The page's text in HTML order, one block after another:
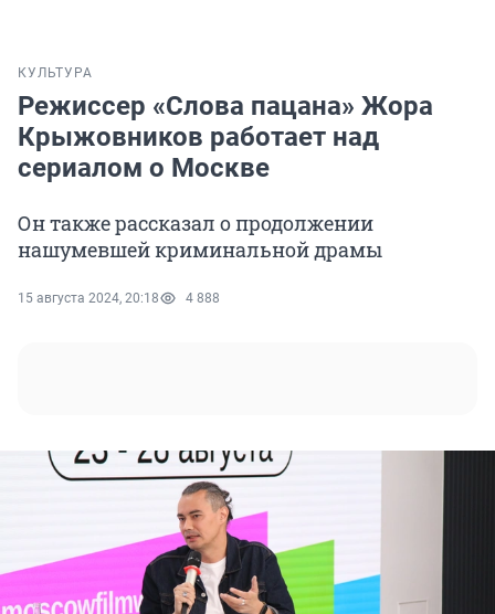
КУЛЬТУРА
Режиссер «Слова пацана» Жора
Крыжовников работает над
сериалом о Москве
Он также рассказал о продолжении
нашумевшей криминальной драмы
15 августа 2024, 20:18 4 888